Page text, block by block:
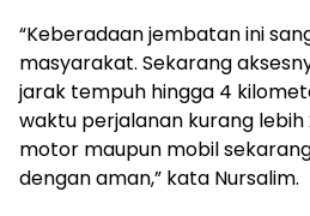
“Keberadaan jembatan ini
masyarakat. Sekarang
jarak tempuh hingga 4
waktu perjalanan kurang lebih
motor maupun mobil
dengan aman,” kata Nursalim.